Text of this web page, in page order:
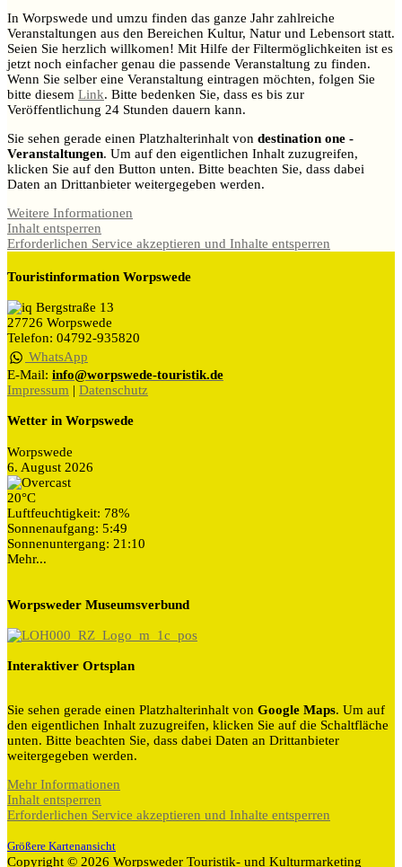
In Worpswede und umzu finden das ganze Jahr zahlreiche
Veranstaltungen aus den Bereichen Kultur, Natur und Lebensort statt.
Seien Sie herzlich willkomen! Mit Hilfe der Filtermöglichkeiten ist es
jetzt noch einfacher genau die passende Veranstaltung zu finden.
Wenn Sie selber eine Veranstaltung eintragen möchten, folgen Sie
bitte diesem Link. Bitte bedenken Sie, dass es bis zur
Veröffentlichung 24 Stunden dauern kann.
Sie sehen gerade einen Platzhalterinhalt von destination one -
Veranstaltungen. Um auf den eigentlichen Inhalt zuzugreifen,
klicken Sie auf den Button unten. Bitte beachten Sie, dass dabei
Daten an Drittanbieter weitergegeben werden.
Weitere Informationen
Inhalt entsperren
Erforderlichen Service akzeptieren und Inhalte entsperren
Touristinformation Worpswede
Bergstraße 13
27726 Worpswede
Telefon: 04792-935820
WhatsApp
E-Mail: info@worpswede-touristik.de
Impressum | Datenschutz
Wetter in Worpswede
Worpswede
6. August 2026
20°C
Luftfeuchtigkeit: 78%
Sonnenaufgang: 5:49
Sonnenuntergang: 21:10
Mehr...
Worpsweder Museumsverbund
Interaktiver Ortsplan
Sie sehen gerade einen Platzhalterinhalt von Google Maps. Um auf
den eigentlichen Inhalt zuzugreifen, klicken Sie auf die Schaltfläche
unten. Bitte beachten Sie, dass dabei Daten an Drittanbieter
weitergegeben werden.
Mehr Informationen
Inhalt entsperren
Erforderlichen Service akzeptieren und Inhalte entsperren
Größere Kartenansicht
Copyright © 2026 Worpsweder Touristik- und Kulturmarketing